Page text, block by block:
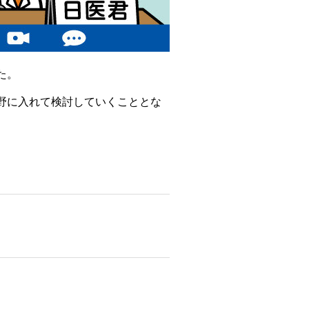
入れて検討していくこととな